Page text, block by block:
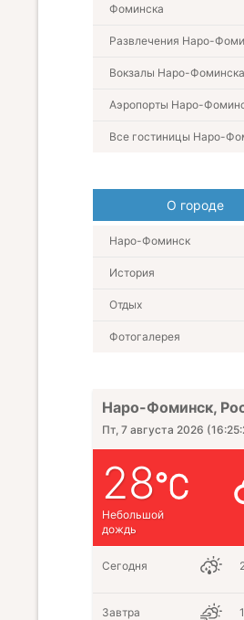
Фоминска
Развлечения Наро-
Вокзалы Наро-Фоминска
Аэропорты Наро-
Все гостиницы Наро-
О городе
Наро-Фоминск
История
Отдых
Фотогалерея
Наро-Фоминск,
Пт, 7 августа 2026 (
28
Небольшой
дождь
Сегодня
Завтра